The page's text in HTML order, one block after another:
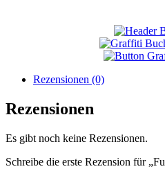
Rezensionen (0)
Rezensionen
Es gibt noch keine Rezensionen.
Schreibe die erste Rezension für